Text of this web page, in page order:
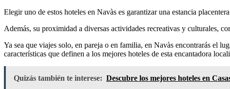
Elegir uno de estos hoteles en Navàs es garantizar una estancia
Además, su proximidad a diversas actividades recreativas y culturales,
Ya sea que viajes solo, en pareja o en familia, en Navàs encontrarás el
características que definen a los mejores hoteles de esta encantadora
Quizás también te interese: Descubre los mejores hoteles en